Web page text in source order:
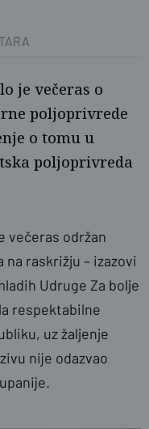
je večeras o
poljoprivrede
o tomu u
poljoprivreda
večeras održan
na raskrižju – izazovi
Udruge Za bolje
respektabilne
uz žaljenje
nije odazvao